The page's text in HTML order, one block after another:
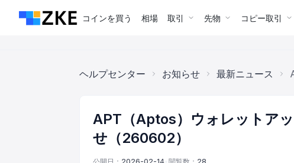
コインを買う 相場 取引 先物 コピー取引
ヘルプセンター お知らせ 最新ニュース
APT（Aptos）ウォレットア
せ（260602）